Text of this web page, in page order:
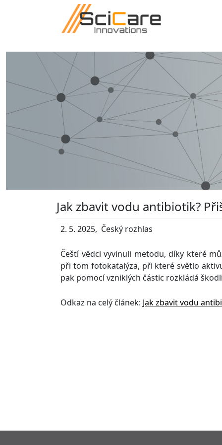
Přejít k hlavnímu obsahu
Jak zbavit vodu antibiotik?
2. 5. 2025, Český rozhlas
Čeští vědci vyvinuli metodu, díky které
při tom fotokatalýza, při které světlo
pak pomocí vzniklých částic rozkládá
Odkaz na celý článek: Jak zbavit vodu